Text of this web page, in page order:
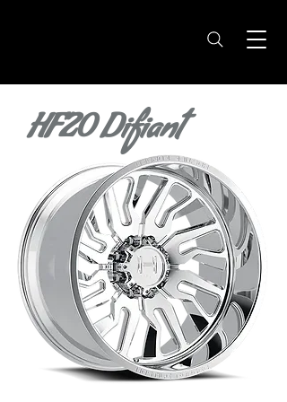
HF20 Difiant